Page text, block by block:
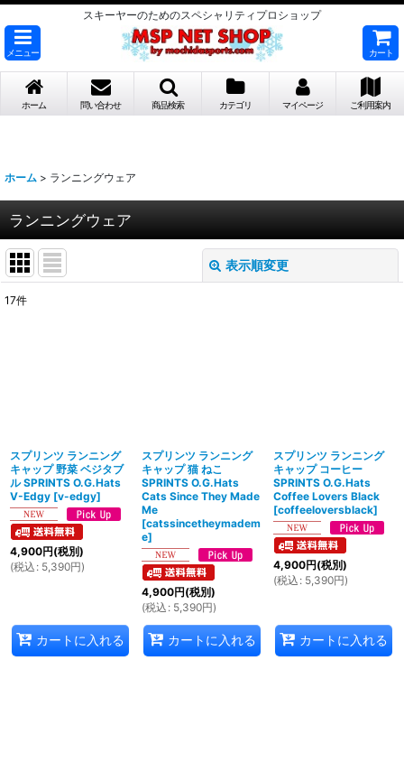
スキーヤーのためのスペシャリティプロショップ
メニュー カート
ホーム 問い合わせ 商品検索 カテゴリ マイページ ご利用案内
ホーム > ランニングウェア
ランニングウェア
表示順変更
17件
スプリンツ ランニング
キャップ 野菜 ベジタブ
ル SPRINTS O.G.Hats
V-Edgy [v-edgy]
4,900円(税別)
(税込 : 5,390円)
カートに入れる
スプリンツ ランニング
キャップ 猫 ねこ
SPRINTS O.G.Hats
Cats Since They Made
Me
[catssincetheymadem
e]
4,900円(税別)
(税込 : 5,390円)
カートに入れる
スプリンツ ランニング
キャップ コーヒー
SPRINTS O.G.Hats
Coffee Lovers Black
[coffeeloversblack]
4,900円(税別)
(税込 : 5,390円)
カートに入れる